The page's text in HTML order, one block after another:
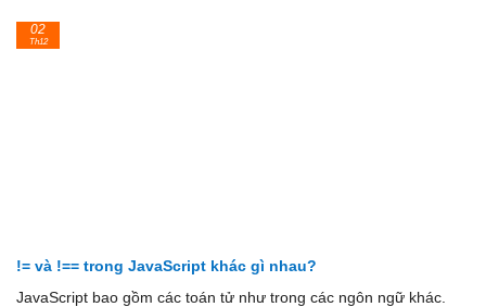
!= và !== trong JavaScript khác gì nhau?
JavaScript bao gồm các toán tử như trong các ngôn ngữ khác.
02
Th12